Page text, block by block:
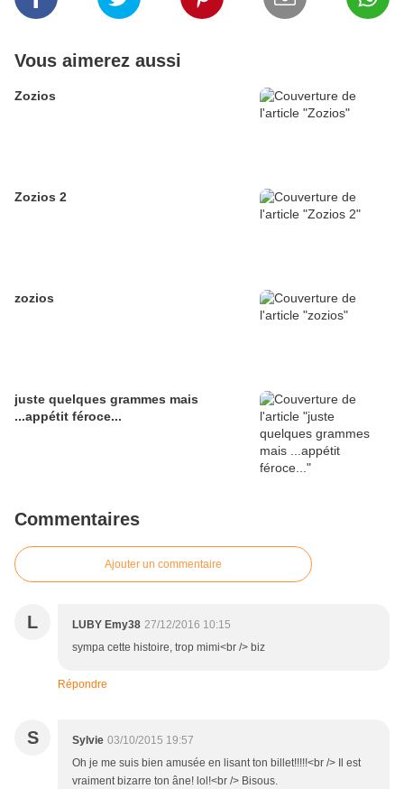
Vous aimerez aussi
Zozios
Zozios 2
zozios
juste quelques grammes mais
...appétit féroce...
Commentaires
Ajouter un commentaire
L LUBY Emy38 27/12/2016 10:15
sympa cette histoire, trop mimi<br /> biz
Répondre
S Sylvie 03/10/2015 19:57
Oh je me suis bien amusée en lisant ton billet!!!!!<br /> Il est
vraiment bizarre ton âne! lol!<br /> Bisous.